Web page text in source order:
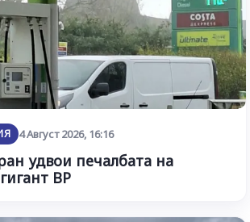
4 Август 2026, 16:16
удвои печалбата на
BP